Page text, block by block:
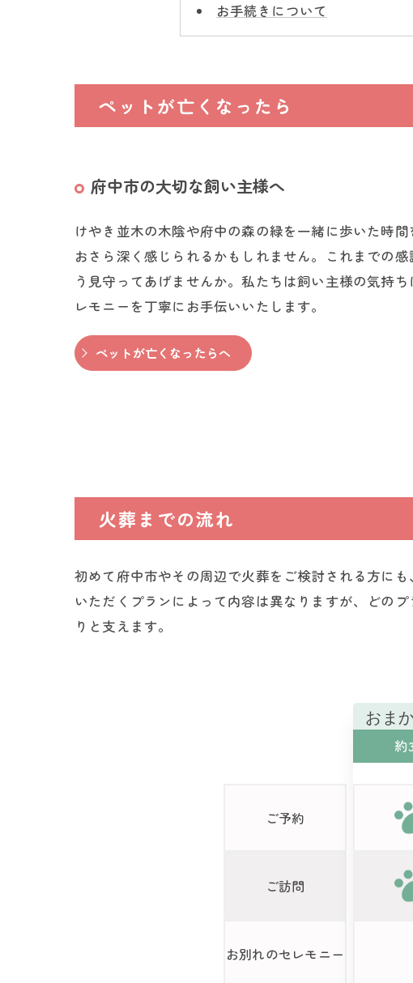
お手続きについて
ペットが亡くなったら
府中市の大切な飼い主様へ
けやき並木の木陰や府中の森の緑を一緒に歩いた時
おさら深く感じられるかもしれません。これまでの
う見守ってあげませんか。私たちは飼い主様の気持
レモニーを丁寧にお手伝いいたします。
ペットが亡くなったらへ
火葬までの流れ
初めて府中市やその周辺で火葬をご検討される方に
いただくプランによって内容は異なりますが、どの
りと支えます。
ご予約
ご訪問
お別れのセレモニー
おま
約